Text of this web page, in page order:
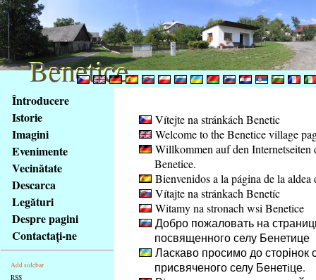
Na
obsah
stránky
Klávesové
zkratky
tomto
webu
základní
Hlavní
strana
Întroducere
Istorie
Imagini
Evenimente
Vecinătate
Descarca
Legături
Despre pagini
Contactaţi-ne
Add sidebar
RSS
Vítejte na stránkách Benetic
Welcome to the Benetice village
Willkommen auf den Internetseiten
Benetice.
Bienvenidos a la página de la aldea
Vítajte na stránkach Benetíc
Witamy na stronach wsi Benetice
Добро пожаловать на
посвященного селу Бенетице
Ласкаво просимо до сторінок
присвяченого селу Бенетiце.
Benetice
Benetice